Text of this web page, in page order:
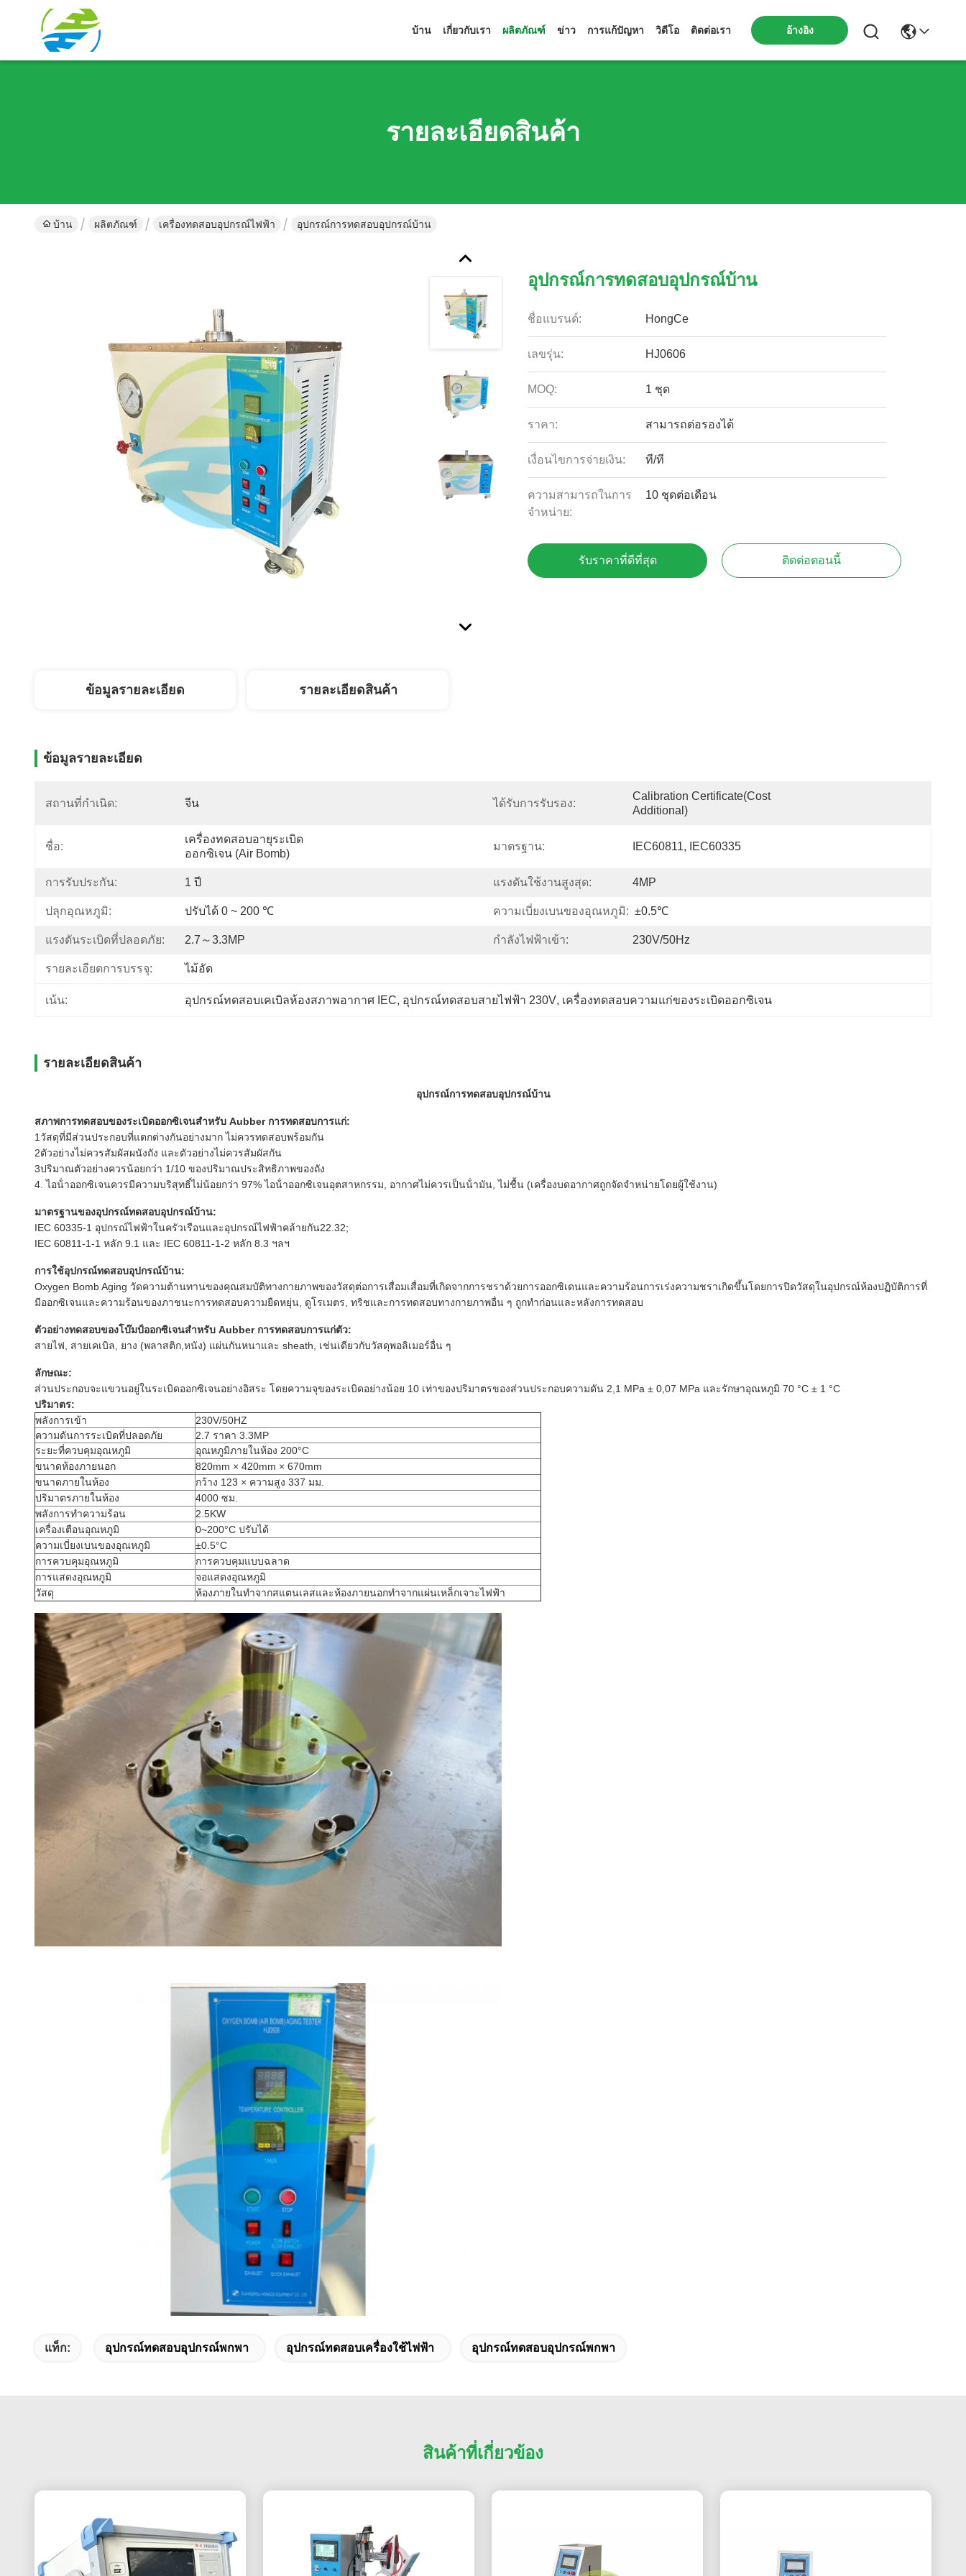
บ้าน เกี่ยวกับเรา ผลิตภัณฑ์ ข่าว การแก้ปัญหา วิดีโอ ติดต่อเรา อ้างอิง
รายละเอียดสินค้า
บ้าน ผลิตภัณฑ์ เครื่องทดสอบอุปกรณ์ไฟฟ้า อุปกรณ์การทดสอบอุปกรณ์บ้าน
อุปกรณ์การทดสอบอุปกรณ์บ้าน
ชื่อแบรนด์: HongCe
เลขรุ่น: HJ0606
MOQ: 1 ชุด
ราคา: สามารถต่อรองได้
เงื่อนไขการจ่ายเงิน: ที/ที
ความสามารถในการ
จําหน่าย:
10 ชุดต่อเดือน
รับราคาที่ดีที่สุด ติดต่อตอนนี้
ข้อมูลรายละเอียด รายละเอียดสินค้า
ข้อมูลรายละเอียด
สถานที่กำเนิด: จีน ได้รับการรับรอง:
Calibration Certificate(cost
Additional)
ชื่อ:
เครื่องทดสอบอายุระเบิด
ออกซิเจน (Air Bomb)
มาตรฐาน: IEC60811, IEC60335
การรับประกัน: 1 ปี แรงดันใช้งานสูงสุด: 4MP
ปลุกอุณหภูมิ: ปรับได้ 0 ~ 200 ℃ ความเบี่ยงเบนของอุณหภูมิ: ±0.5℃
แรงดันระเบิดที่ปลอดภัย: 2.7～3.3MP กำลังไฟฟ้าเข้า: 230V/50Hz
รายละเอียดการบรรจุ: ไม้อัด
เน้น: อุปกรณ์ทดสอบเคเบิลห้องสภาพอากาศ IEC, อุปกรณ์ทดสอบสายไฟฟ้า 230V, เครื่องทดสอบความแก่ของระเบิดออกซิเจน
รายละเอียดสินค้า
อุปกรณ์การทดสอบอุปกรณ์บ้าน
สภาพการทดสอบของระเบิดออกซิเจนสําหรับ Aubber การทดสอบการแก่:
1วัสดุที่มีส่วนประกอบที่แตกต่างกันอย่างมาก ไม่ควรทดสอบพร้อมกัน
2ตัวอย่างไม่ควรสัมผัสผนังถัง และตัวอย่างไม่ควรสัมผัสกัน
3ปริมาณตัวอย่างควรน้อยกว่า 1/10 ของปริมาณประสิทธิภาพของถัง
4. ไอน้ําออกซิเจนควรมีความบริสุทธิ์ไม่น้อยกว่า 97% ไอน้ําออกซิเจนอุตสาหกรรม, อากาศไม่ควรเป็นน้ํามัน, ไม่ชื้น (เครื่องบดอากาศถูกจัดจําหน่ายโดยผู้ใช้งาน)
มาตรฐานของอุปกรณ์ทดสอบอุปกรณ์บ้าน:
IEC 60335-1 อุปกรณ์ไฟฟ้าในครัวเรือนและอุปกรณ์ไฟฟ้าคล้ายกัน22.32;
IEC 60811-1-1 หลัก 9.1 และ IEC 60811-1-2 หลัก 8.3 ฯลฯ
การใช้อุปกรณ์ทดสอบอุปกรณ์บ้าน:
Oxygen Bomb Aging วัดความต้านทานของคุณสมบัติทางกายภาพของวัสดุต่อการเสื่อมเสื่อมที่เกิดจากการชราด้วยการออกซิเดนและความร้อนการเร่งความชราเกิดขึ้นโดยการปิดวัสดุในอุปกรณ์ห้องปฏิบัติการที่
มีออกซิเจนและความร้อนของภาชนะการทดสอบความยืดหยุ่น, ดูโรเมตร, ทริชและการทดสอบทางกายภาพอื่น ๆ ถูกทําก่อนและหลังการทดสอบ
ตัวอย่างทดสอบของโบ๊มป์ออกซิเจนสําหรับ Aubber การทดสอบการแก่ตัว:
สายไฟ, สายเคเบิล, ยาง (พลาสติก,หนัง) แผ่นกันหนาและ sheath, เช่นเดียวกับวัสดุพอลิเมอร์อื่น ๆ
ลักษณะ:
ส่วนประกอบจะแขวนอยู่ในระเบิดออกซิเจนอย่างอิสระ โดยความจุของระเบิดอย่างน้อย 10 เท่าของปริมาตรของส่วนประกอบความดัน 2,1 MPa ± 0,07 MPa และรักษาอุณหภูมิ 70 °C ± 1 °C
ปริมาตร:
พลังการเข้า
230V/50HZ
ความดันการระเบิดที่ปลอดภัย
2.7 ราคา 3.3MP
ระยะที่ควบคุมอุณหภูมิ
อุณหภูมิภายในห้อง 200°C
ขนาดห้องภายนอก
820mm × 420mm × 670mm
ขนาดภายในห้อง
กว้าง 123 × ความสูง 337 มม.
ปริมาตรภายในห้อง
4000 ซม.
พลังการทําความร้อน
2.5KW
เครื่องเตือนอุณหภูมิ
0~200°C ปรับได้
ความเบี่ยงเบนของอุณหภูมิ
±0.5°C
การควบคุมอุณหภูมิ
การควบคุมแบบฉลาด
การแสดงอุณหภูมิ
จอแสดงอุณหภูมิ
วัสดุ
ห้องภายในทําจากสแตนเลสและห้องภายนอกทําจากแผ่นเหล็กเจาะไฟฟ้า
แท็ก: อุปกรณ์ทดสอบอุปกรณ์พกพา อุปกรณ์ทดสอบเครื่องใช้ไฟฟ้า อุปกรณ์ทดสอบอุปกรณ์พกพา
สินค้าที่เกี่ยวข้อง